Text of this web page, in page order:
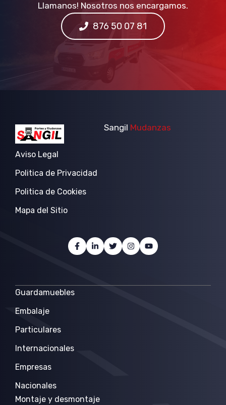
Llamanos! Nosotros nos encargamos.
876 50 07 81
Sangil Mudanzas
Aviso Legal
Politica de Privacidad
Politica de Cookies
Mapa del Sitio
Guardamuebles
Embalaje
Particulares
Internacionales
Empresas
Nacionales
Montaje y desmontaje